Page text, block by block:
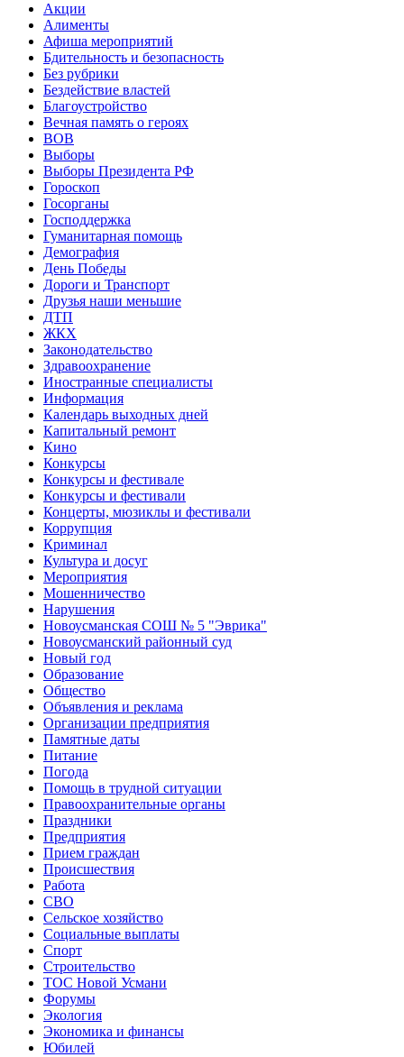
Акции
Алименты
Афиша мероприятий
Бдительность и безопасность
Без рубрики
Бездействие властей
Благоустройство
Вечная память о героях
ВОВ
Выборы
Выборы Президента РФ
Гороскоп
Госорганы
Господдержка
Гуманитарная помощь
Демография
День Победы
Дороги и Транспорт
Друзья наши меньшие
ДТП
ЖКХ
Законодательство
Здравоохранение
Иностранные специалисты
Информация
Календарь выходных дней
Капитальный ремонт
Кино
Конкурсы
Конкурсы и фестивале
Конкурсы и фестивали
Концерты, мюзиклы и фестивали
Коррупция
Криминал
Культура и досуг
Мероприятия
Мошенничество
Нарушения
Новоусманская СОШ № 5 "Эврика"
Новоусманский районный суд
Новый год
Образование
Общество
Объявления и реклама
Организации предприятия
Памятные даты
Питание
Погода
Помощь в трудной ситуации
Правоохранительные органы
Праздники
Предприятия
Прием граждан
Происшествия
Работа
СВО
Сельское хозяйство
Социальные выплаты
Спорт
Строительство
ТОС Новой Усмани
Форумы
Экология
Экономика и финансы
Юбилей